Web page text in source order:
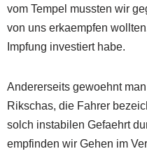
vom Tempel mussten wir
von uns erkaempfen
Impfung investiert habe.
Andererseits gewoehnt
Rikschas, die Fahrer
solch instabilen Gefaehrt
empfinden wir Gehen im